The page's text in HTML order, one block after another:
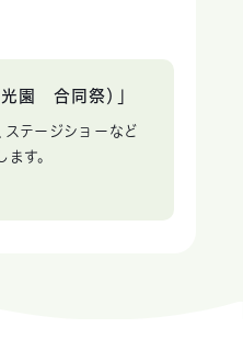
光園 合同祭）」
ステージショーなど
す。